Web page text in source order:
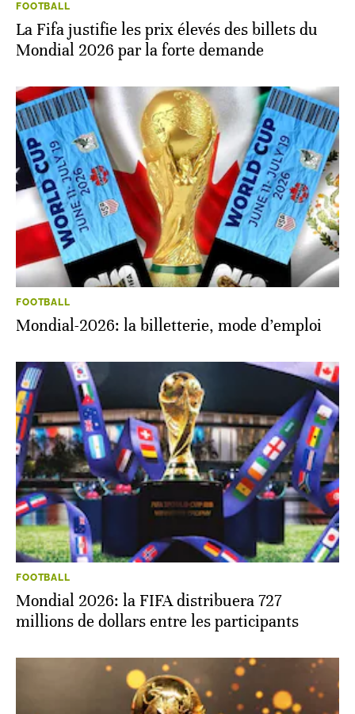
FOOTBALL
La Fifa justifie les prix élevés des billets du
Mondial 2026 par la forte demande
FOOTBALL
Mondial-2026: la billetterie, mode d’emploi
FOOTBALL
Mondial 2026: la FIFA distribuera 727
millions de dollars entre les participants